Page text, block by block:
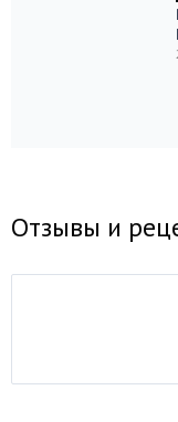
Отзывы и